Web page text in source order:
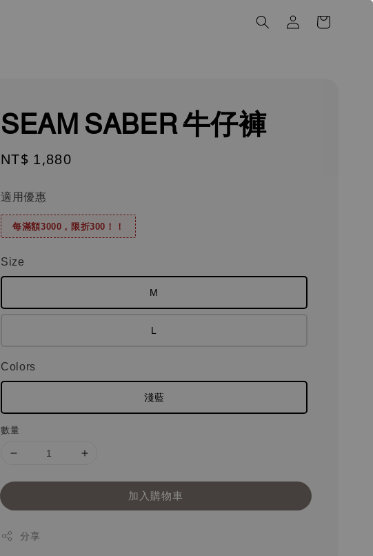
SEAM SABER 牛仔褲
Regular
NT$ 1,880
適用優惠
每滿額3000，限折300！！
Size
M
L
Colors
淺藍
數量
加入購物車
分享